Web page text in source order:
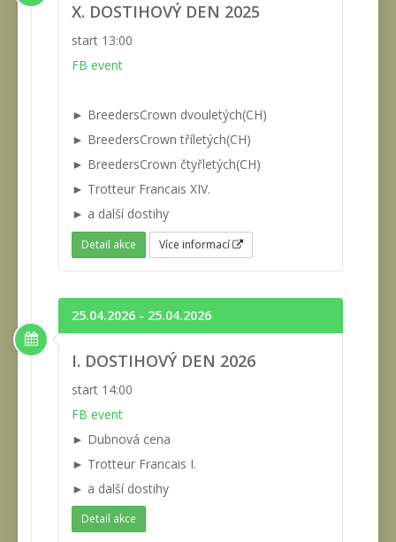
X. DOSTIHOVÝ DEN 2025
start 13:00
FB event
► BreedersCrown dvouletých(CH)
► BreedersCrown tříletých(CH)
► BreedersCrown čtyřletých(CH)
► Trotteur Francais XIV.
► a další dostihy
Detail akce Více informací
25.04.2026 - 25.04.2026
I. DOSTIHOVÝ DEN 2026
start 14:00
FB event
► Dubnová cena
► Trotteur Francais I.
► a další dostihy
Detail akce